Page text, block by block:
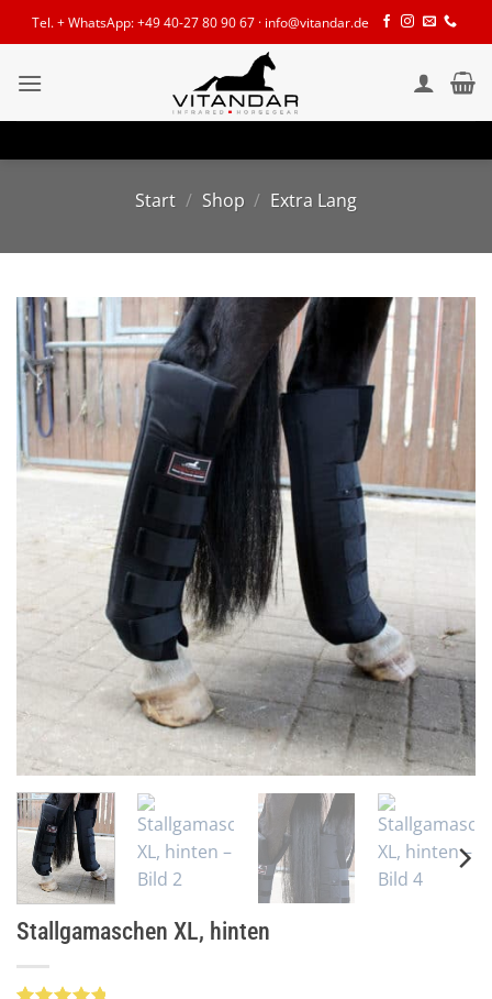
Zum
Inhalt
Tel. + WhatsApp: +49 40-27 80 90 67 · info@vitandar.de
Start / Shop / Extra Lang
Stallgamaschen XL, hinten